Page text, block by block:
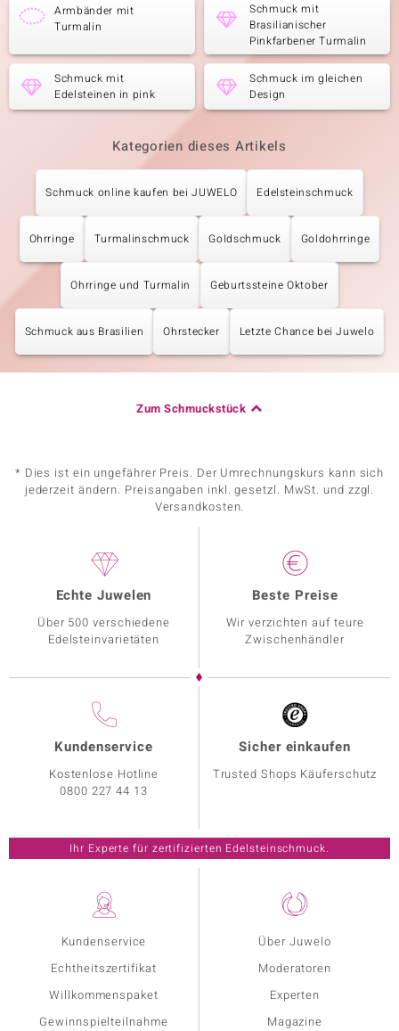
Armbänder mit
Turmalin
Schmuck mit
Brasilianischer
Pinkfarbener Turmalin
Schmuck mit
Edelsteinen in pink
Schmuck im gleichen
Design
Kategorien dieses Artikels
Schmuck online kaufen bei JUWELO Edelsteinschmuck
Ohrringe Turmalinschmuck Goldschmuck Goldohrringe
Ohrringe und Turmalin Geburtssteine Oktober
Schmuck aus Brasilien Ohrstecker Letzte Chance bei Juwelo
Zum Schmuckstück
* Dies ist ein ungefährer Preis. Der Umrechnungskurs kann sich
jederzeit ändern. Preisangaben inkl. gesetzl. MwSt. und zzgl.
Versandkosten.
Kundenservice
Echtheitszertifikat
Willkommenspaket
Gewinnspielteilnahme
Über Juwelo
Moderatoren
Experten
Magazine
Echte Juwelen
Über 500 verschiedene
Edelsteinvarietäten
Beste Preise
Wir verzichten auf teure
Zwischenhändler
Kundenservice
Kostenlose Hotline
0800 227 44 13
Sicher einkaufen
Trusted Shops Käuferschutz
Ihr Experte für zertifizierten Edelsteinschmuck.